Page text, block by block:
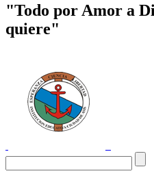
"Todo por Amor a
quiere"